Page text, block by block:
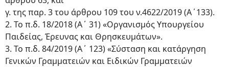
γ. της παρ. 3 του άρθρου 109 του ν.4622/2019 (Α΄133).
2. Το π.δ. 18/2018 (Α΄ 31) «Οργανισμός Υπουργείου
Παιδείας, Έρευνας και Θρησκευμάτων».
3. Το π.δ. 84/2019 (Α΄ 123) «Σύσταση και κατάργηση
Γενικών Γραμματειών και Ειδικών Γραμματειών